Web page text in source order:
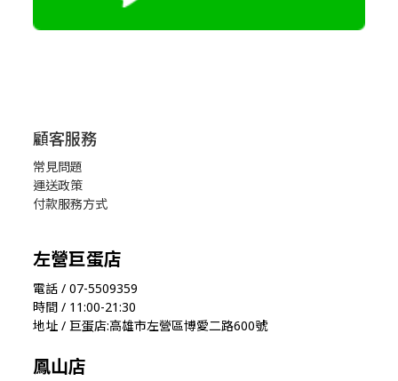
顧客服務
常見問題
運送政策
付款服務方式
左營巨蛋店
電話 / 07-5509359
時間 / 11:00-21:30
地址 / 巨蛋店:高雄市左營區博愛二路600號
鳳山店